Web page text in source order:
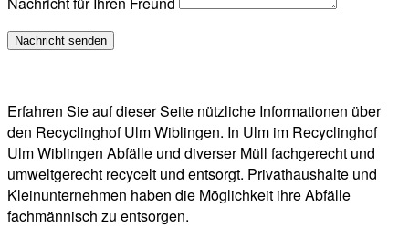
Erfahren Sie auf dieser Seite nützliche Informationen über
den Recyclinghof Ulm Wiblingen. In Ulm im Recyclinghof
Ulm Wiblingen Abfälle und diverser Müll fachgerecht und
umweltgerecht recycelt und entsorgt. Privathaushalte und
Kleinunternehmen haben die Möglichkeit ihre Abfälle
fachmännisch zu entsorgen.